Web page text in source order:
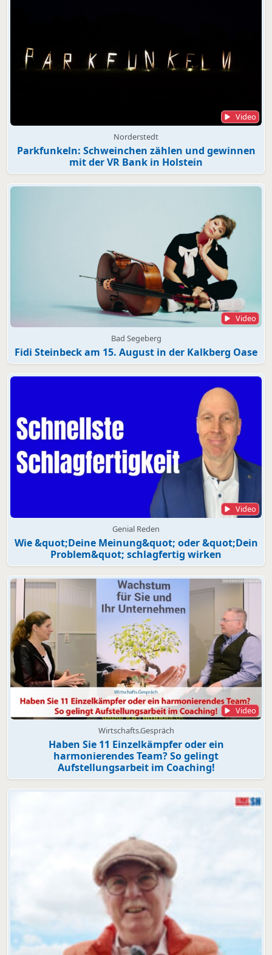
Video
Norderstedt
Parkfunkeln: Schweinchen zählen und gewinnen
mit der VR Bank in Holstein
Video
Bad Segeberg
Fidi Steinbeck am 15. August in der Kalkberg Oase
Video
Genial Reden
Wie &quot;Deine Meinung&quot; oder &quot;Dein
Problem&quot; schlagfertig wirken
Video
Wirtschafts.Gespräch
Haben Sie 11 Einzelkämpfer oder ein
harmonierendes Team? So gelingt
Aufstellungsarbeit im Coaching!